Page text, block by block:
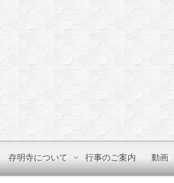
存明寺について 行事のご案内 動画